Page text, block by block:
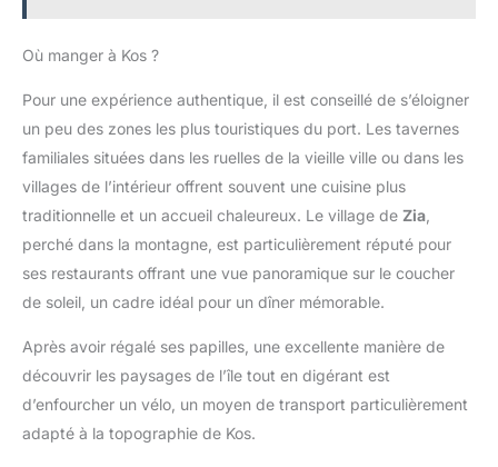
Où manger à Kos ?
Pour une expérience authentique, il est conseillé de s’éloigner
un peu des zones les plus touristiques du port. Les tavernes
familiales situées dans les ruelles de la vieille ville ou dans les
villages de l’intérieur offrent souvent une cuisine plus
traditionnelle et un accueil chaleureux. Le village de Zia,
perché dans la montagne, est particulièrement réputé pour
ses restaurants offrant une vue panoramique sur le coucher
de soleil, un cadre idéal pour un dîner mémorable.
Après avoir régalé ses papilles, une excellente manière de
découvrir les paysages de l’île tout en digérant est
d’enfourcher un vélo, un moyen de transport particulièrement
adapté à la topographie de Kos.